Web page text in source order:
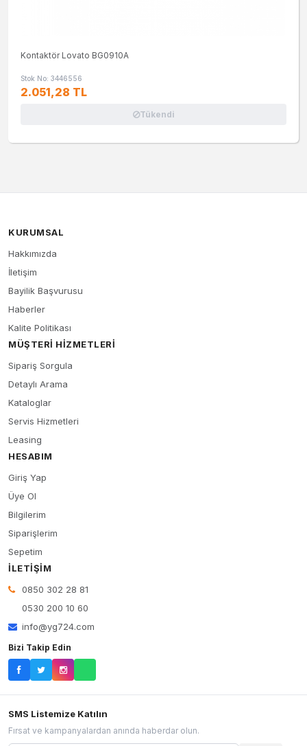
Kontaktör Lovato BG0910A
Stok No: 3446556
2.051,28 TL
Tükendi
KURUMSAL
Hakkımızda
İletişim
Bayilik Başvurusu
Haberler
Kalite Politikası
MÜŞTERI HIZMETLERI
Sipariş Sorgula
Detaylı Arama
Kataloglar
Servis Hizmetleri
Leasing
HESABIM
Giriş Yap
Üye Ol
Bilgilerim
Siparişlerim
Sepetim
İLETIŞIM
0850 302 28 81
0530 200 10 60
info@yg724.com
Bizi Takip Edin
SMS Listemize Katılın
Fırsat ve kampanyalardan anında haberdar olun.